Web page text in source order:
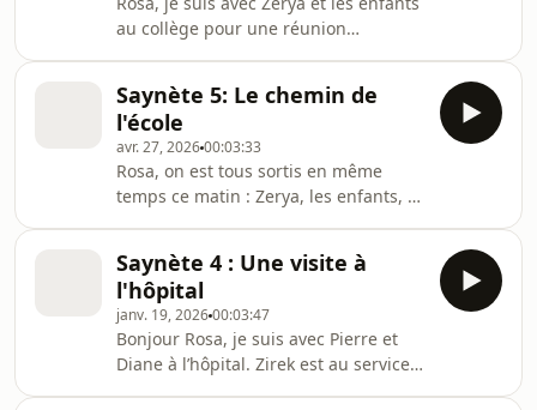
nouvelles du 12 bis | Vocabulaire : les
expressions de temps | niveau A1
(exercice + PDF)
au collège pour une réunion
dans une classe spéciale pour
apprendre le français. C’est parti pour
l’achat des fournitures ! EXERCICE
Compréhension orale à partir du
podcast Des nouvelles du 12 bis |
Vocabulaire : l'école | niveau A1
(exercice + PDF)
Saynète 5: Le chemin de
l'école
avr. 27, 202600:03:33
Rosa, on est tous sortis en même
temps ce matin : Zerya, les enfants, et
Pour y aller, depuis le 12 bis, c’est
pratique avec le bus 56. Mais
Ousmane a raison, c’est encore mieux
à vélo. EXERCICE Compréhension
orale à partir du podcast Des
nouvelles du 12 bis | Vocabulaire : le
Saynète 4 : Une visite à
l'hôpital
janv. 19, 202600:03:47
Bonjour Rosa, je suis avec Pierre et
Diane à l’hôpital. Zirek est au service